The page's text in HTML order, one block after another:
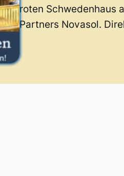
roten Schwedenhaus
Partners Novasol.